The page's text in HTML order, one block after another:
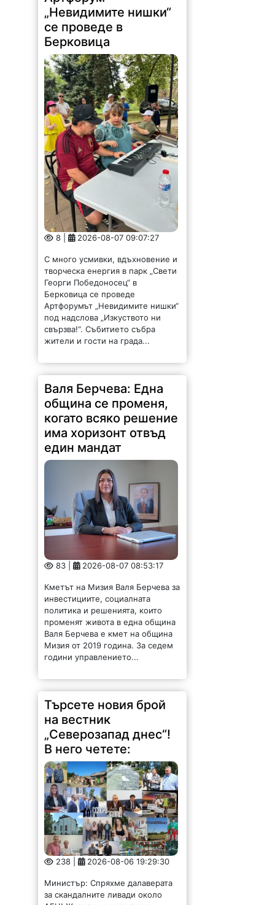
се проведе в
Берковица
8 | 2026-08-07 09:07:27
творческа енергия в парк „Свети
Георги Победоносец“ в
Берковица се проведе
Артфорумът „Невидимите нишки“
под надслова „Изкуството ни
свързва!“. Събитието събра
жители и гости на града...
Валя Берчева: Една
община се променя,
когато всяко решение
има хоризонт отвъд
един мандат
2026-08-07 08:53:17
инвестициите, социалната
политика и решенията, които
променят живота в една община
Валя Берчева е кмет на община
Мизия от 2019 година. За седем
години управлението...
Търсете новия брой
на вестник
„Северозапад днес“!
В него четете:
238 | 2026-08-06 19:29:30
за скандалните ливади около
АЕЦ! Жители се надигнаха